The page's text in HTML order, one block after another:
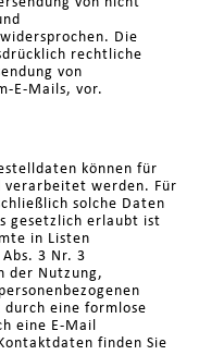
Die
rechtliche
von
E-Mails, vor.
können für
verarbeitet werden. Für
solche Daten
gesetzlich erlaubt ist
in Listen
3 Nr. 3
der Nutzung,
eine formlose
eine E-Mail
finden Sie